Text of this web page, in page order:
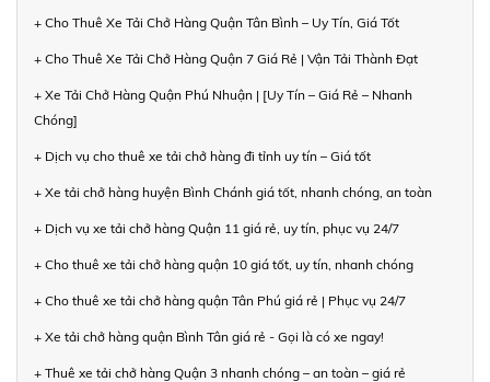
+ Cho Thuê Xe Tải Chở Hàng Quận Tân Bình – Uy Tín, Giá Tốt
+ Cho Thuê Xe Tải Chở Hàng Quận 7 Giá Rẻ | Vận Tải Thành Đạt
+ Xe Tải Chở Hàng Quận Phú Nhuận | [Uy Tín – Giá Rẻ – Nhanh
Chóng]
+ Dịch vụ cho thuê xe tải chở hàng đi tỉnh uy tín – Giá tốt
+ Xe tải chở hàng huyện Bình Chánh giá tốt, nhanh chóng, an toàn
+ Dịch vụ xe tải chở hàng Quận 11 giá rẻ, uy tín, phục vụ 24/7
+ Cho thuê xe tải chở hàng quận 10 giá tốt, uy tín, nhanh chóng
+ Cho thuê xe tải chở hàng quận Tân Phú giá rẻ | Phục vụ 24/7
+ Xe tải chở hàng quận Bình Tân giá rẻ - Gọi là có xe ngay!
+ Thuê xe tải chở hàng Quận 3 nhanh chóng – an toàn – giá rẻ